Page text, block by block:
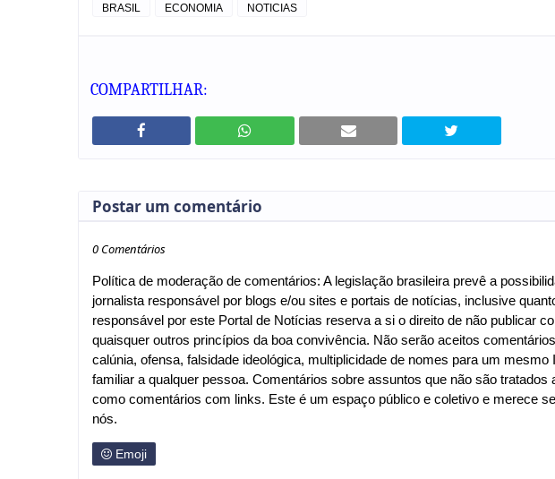
BRASIL ECONOMIA NOTICIAS
COMPARTILHAR:
Postar um comentário
0 Comentários
Política de moderação de comentários: A legislação brasileira prevê a
jornalista responsável por blogs e/ou sites e portais de notícias, inclusive
responsável por este Portal de Notícias reserva a si o direito de não publicar
quaisquer outros princípios da boa convivência. Não serão aceitos
calúnia, ofensa, falsidade ideológica, multiplicidade de nomes para um
familiar a qualquer pessoa. Comentários sobre assuntos que não são
como comentários com links. Este é um espaço público e coletivo e merece
nós.
Emoji